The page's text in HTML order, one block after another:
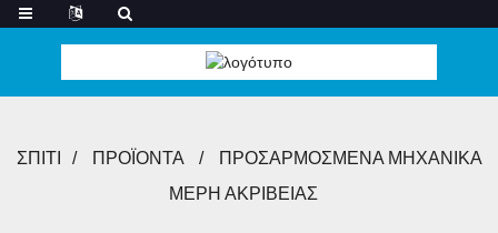
ΣΠΊΤΙ ΠΡΟΪΌΝΤΑ
ΠΡΟΣΑΡΜΟΣΜΈΝΑ ΜΗΧΑΝΙΚΆ
ΜΈΡΗ ΑΚΡΙΒΕΊΑΣ